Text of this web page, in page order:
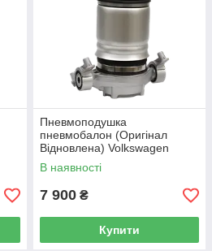
Пневмоподушка
пневмобалон (Оригінал
Відновлена) Volkswagen
Touareg (7P) (задня ліва)
В наявності
7 900 ₴
Купити